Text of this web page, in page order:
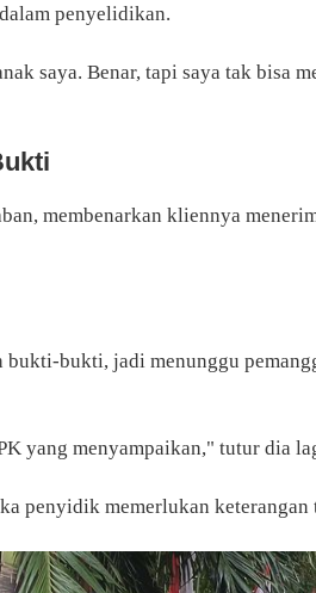
penyelidikan.
saya. Benar, tapi saya tak bisa
membenarkan kliennya
bukti-bukti, jadi menunggu
yang menyampaikan," tutur dia
penyidik memerlukan keterangan